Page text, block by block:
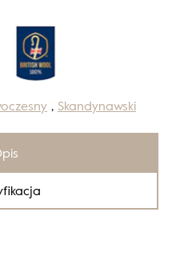
, Skandynawski